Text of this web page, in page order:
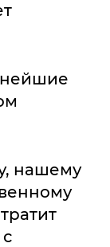
нашему